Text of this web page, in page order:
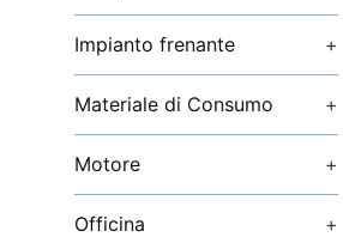
Impianto frenante +
Materiale di Consumo +
Motore +
Officina +